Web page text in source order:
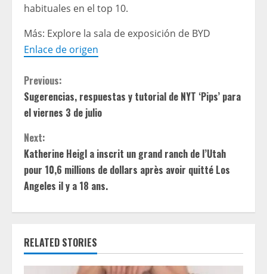
habituales en el top 10.
Más: Explore la sala de exposición de BYD
Enlace de origen
C
o
n
t
i
n
u
e
Previous:
Sugerencias, respuestas y tutorial de NYT ‘Pips’ para
el viernes 3 de julio
Next:
Katherine Heigl a inscrit un grand ranch de l’Utah
pour 10,6 millions de dollars après avoir quitté Los
Angeles il y a 18 ans.
RELATED STORIES